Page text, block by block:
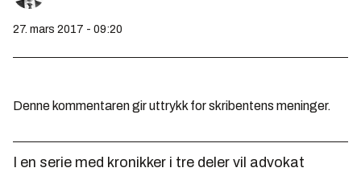
27. mars 2017 - 09:20
Denne kommentaren gir uttrykk for skribentens meninger.
I en serie med kronikker i tre deler vil advokat